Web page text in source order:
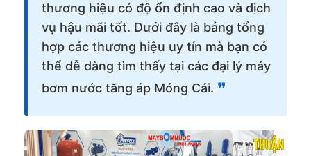
thương hiệu có độ ổn định cao và dịch
vụ hậu mãi tốt. Dưới đây là bảng tổng
hợp các thương hiệu uy tín mà bạn có
thể dễ dàng tìm thấy tại các đại lý máy
bơm nước tăng áp Móng Cái. ❞